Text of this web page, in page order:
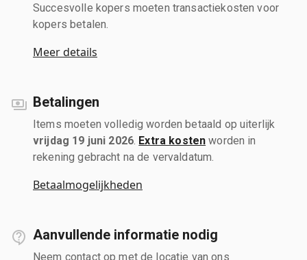
Succesvolle kopers moeten transactiekosten voor
kopers betalen.
Meer details
Betalingen
Items moeten volledig worden betaald op uiterlijk
vrijdag 19 juni 2026 Extra kosten worden in
rekening gebracht na de vervaldatum.
Betaalmogelijkheden
Aanvullende informatie nodig
Neem contact op met de locatie van ons